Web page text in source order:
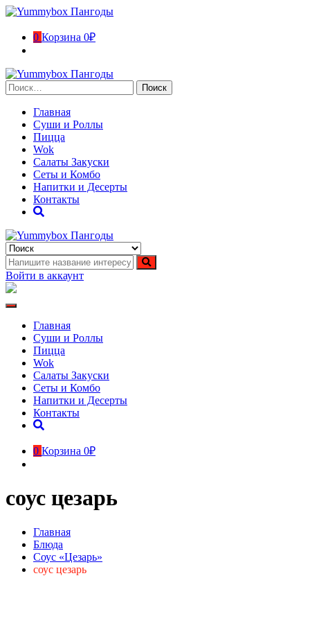
Перейти
содержимому
0 Корзина 0₽
Найти:
Главная
Суши и Роллы
Пицца
Wok
Салаты Закуски
Сеты и Комбо
Напитки и Десерты
Контакты
Yummybox Пангоды
Суши, роллы, пицца, вок Пангоды. Ямало-Ненецкий
автономный округ
Войти в аккаунт
Главная
Суши и Роллы
Пицца
Wok
Салаты Закуски
Сеты и Комбо
Напитки и Десерты
Контакты
0 Корзина 0₽
соус цезарь
Главная
Блюда
Соус «Цезарь»
соус цезарь